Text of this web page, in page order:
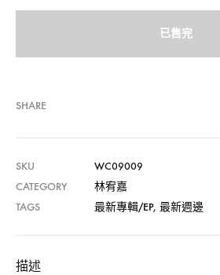
已售完
SHARE
SKU
WC09009
CATEGORY
林宥嘉
TAGS
最新專輯/EP, 最新週邊
描述